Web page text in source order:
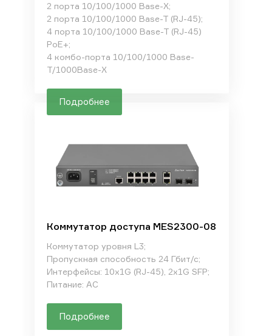
2 порта 10/100/1000 Base-X;
2 порта 10/100/1000 Base-T (RJ-45);
4 порта 10/100/1000 Base-T (RJ-45)
PoE+;
4 комбо-порта 10/100/1000 Base-
T/1000Base-X
Подробнее
Коммутатор доступа MES2300-08
Коммутатор уровня L3;
Пропускная способность 24 Гбит/с;
Интерфейсы: 10x1G (RJ-45), 2x1G SFP;
Питание: AC
Подробнее